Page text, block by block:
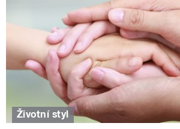
Životní styl